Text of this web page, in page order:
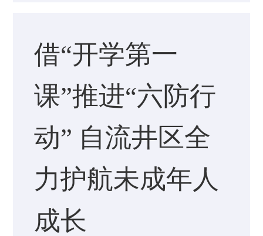
借“开学第一
课”推进“六防行
动” 自流井区全
力护航未成年人
成长